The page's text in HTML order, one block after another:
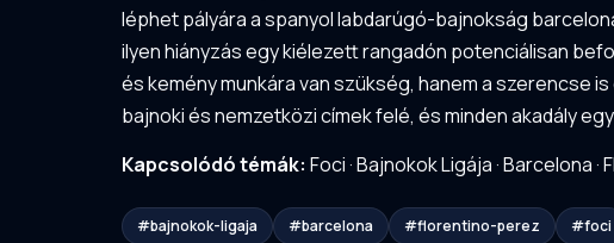
léphet pályára a spanyol labdarúgó-bajnokság
ilyen hiányzás egy kiélezett rangadón potenciálisan
és kemény munkára van szükség, hanem a szerencse
bajnoki és nemzetközi címek felé, és minden akadály
Kapcsolódó témák: Foci·Bajnokok Ligája·Barcelona·
#bajnokok-ligaja #barcelona #florentino-perez #foci